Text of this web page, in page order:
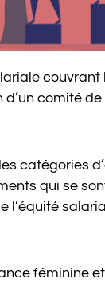
couvrant
comité
catégories
qui se
l’équité
féminine